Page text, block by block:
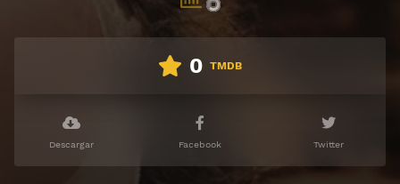
0 TMDB
Descargar Facebook Twitter